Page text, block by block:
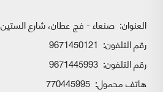
العنوان: صنعاء - فج عطان، شارع الستين
رقم التلفون: 9671450121
رقم التلفون: 9671445993
هاتف محمول: 770445995